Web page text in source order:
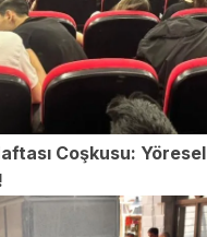
Coşkusu: Yöresel